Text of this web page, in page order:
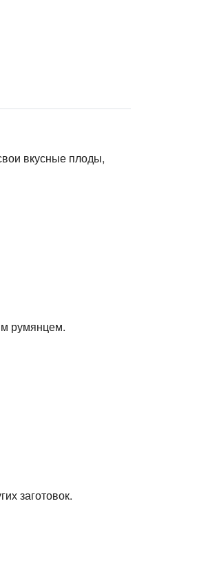
вкусные плоды,
румянцем.
заготовок.